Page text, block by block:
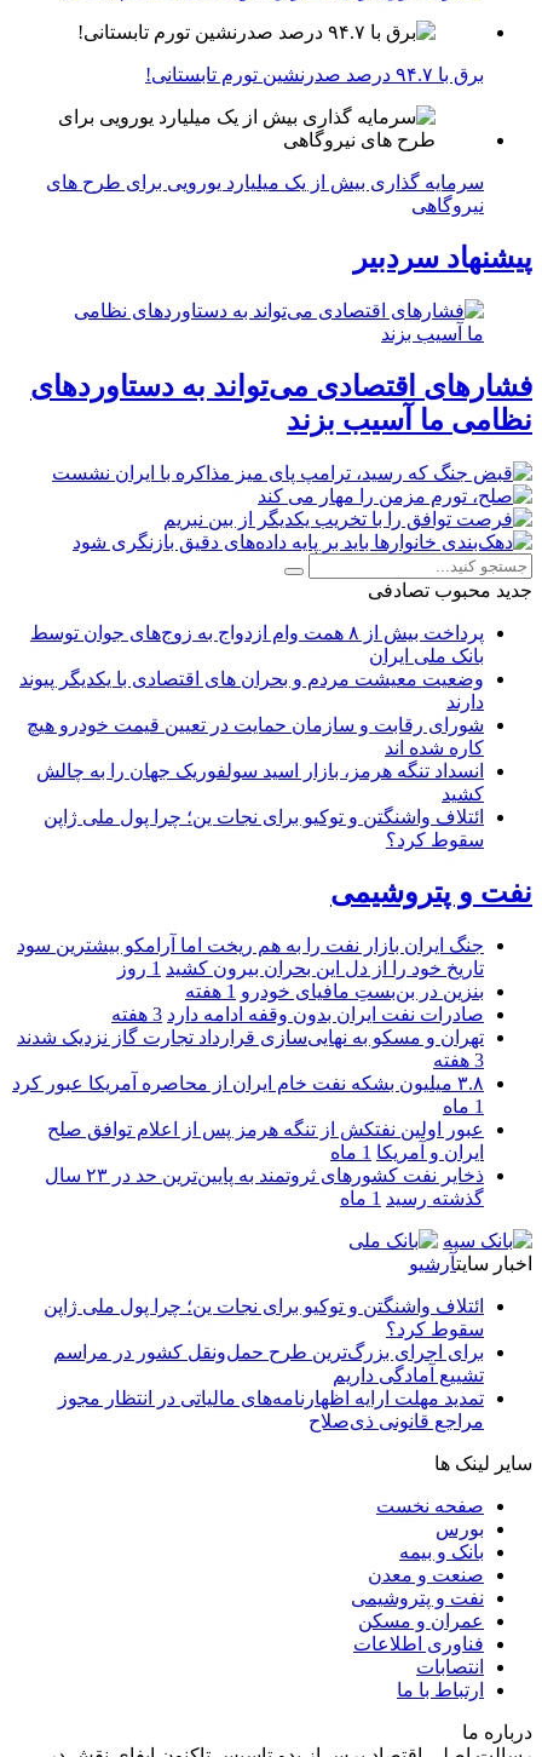
برق با ۹۴.۷ درصد صدرنشین تورم تابستانی!
سرمایه گذاری بیش از یک میلیارد یورویی برای طرح های
نیروگاهی
پیشنهاد سردبیر
فشارهای اقتصادی می‌تواند به دستاوردهای
نظامی ما آسیب بزند
جدید محبوب تصادفی
پرداخت بیش از ۸ همت وام ازدواج به زوج‌های جوان توسط
بانک ملی ایران
وضعیت معیشت مردم و بحران های اقتصادی با یکدیگر پیوند
دارند
شورای رقابت و سازمان حمایت در تعیین قیمت خودرو هیچ
کاره شده اند
انسداد تنگه هرمز، بازار اسید سولفوریک جهان را به چالش
کشید
ائتلاف واشنگتن و توکیو برای نجات ین؛ چرا پول ملی ژاپن
سقوط کرد؟
نفت و پتروشیمی
جنگ ایران بازار نفت را به هم ریخت اما آرامکو بیشترین سود
تاریخ خود را از دل این بحران بیرون کشید 1 روز
بنزین در بن‌بستِ مافیای خودرو 1 هفته
صادرات نفت ایران بدون وقفه ادامه دارد 3 هفته
تهران و مسکو به نهایی‌سازی قرارداد تجارت گاز نزدیک شدند
3 هفته
۳.۸ میلیون بشکه نفت خام ایران از محاصره آمریکا عبور کرد
1 ماه
عبور اولین نفتکش از تنگه هرمز پس از اعلام توافق صلح
ایران و آمریکا 1 ماه
ذخایر نفت کشورهای ثروتمند به پایین‌ترین حد در ۲۳ سال
گذشته رسید 1 ماه
اخبار سایتآرشیو
ائتلاف واشنگتن و توکیو برای نجات ین؛ چرا پول ملی ژاپن
سقوط کرد؟
برای اجرای بزرگ‌ترین طرح حمل‌ونقل کشور در مراسم
تشییع آمادگی داریم
تمدید مهلت ارایه اظهارنامه‌های مالیاتی در انتظار مجوز
مراجع قانونی ذی‌‏صلاح
سایر لینک ها
صفحه نخست
بورس
بانک و بیمه
صنعت و معدن
نفت و پتروشیمی
عمران و مسکن
فناوری اطلاعات
انتصابات
ارتباط با ما
درباره ما